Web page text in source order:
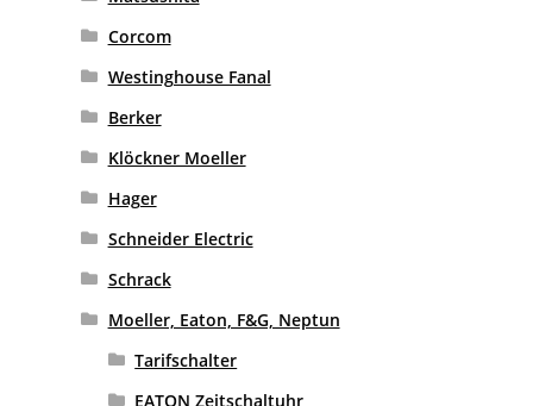
Corcom
Westinghouse Fanal
Berker
Klöckner Moeller
Hager
Schneider Electric
Schrack
Moeller, Eaton, F&G, Neptun
Tarifschalter
EATON Zeitschaltuhr